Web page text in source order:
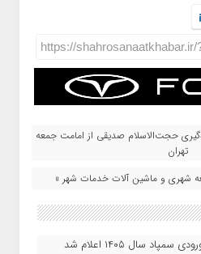
https://shahrosanaatkhabar.ir/
حجت‌الاسلام صدیقی از امامت جمعه
تهران
شهری و ماشین آلات خدمات شهر »
سال ۱۴۰۵ اعلام شد